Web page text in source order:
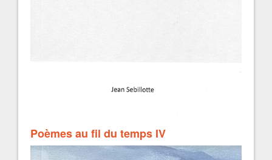
Poèmes au fil du temps IV